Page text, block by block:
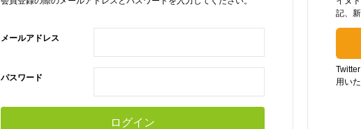
メールアドレス
パスワード
記、
用い